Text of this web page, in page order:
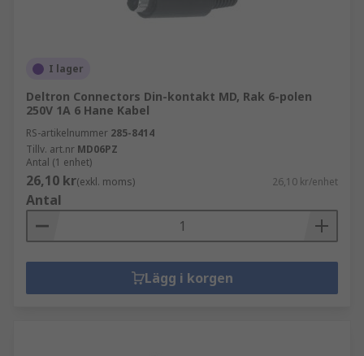
I lager
Deltron Connectors Din-kontakt MD, Rak 6-polen
250V 1A 6 Hane Kabel
RS-artikelnummer 285-8414
Tillv. art.nr MD06PZ
Antal (1 enhet)
26,10 kr(exkl. moms) 26,10 kr/enhet
Antal
Lägg i korgen